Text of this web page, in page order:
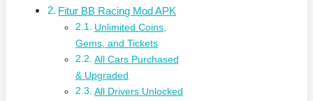
Fitur BB Racing Mod APK
Unlimited Coins,
Gems, and Tickets
All Cars Purchased
& Upgraded
All Drivers Unlocked